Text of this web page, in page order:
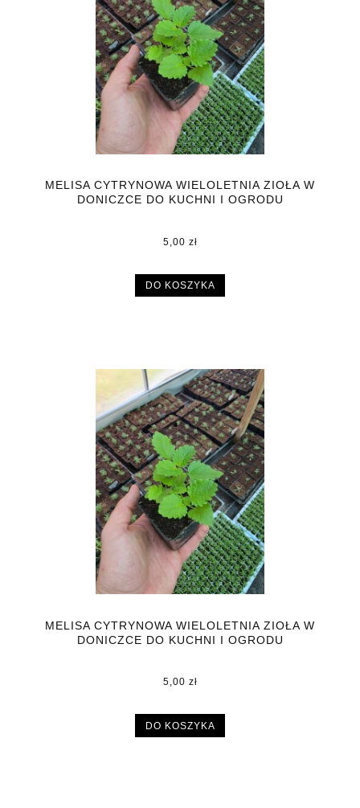
MELISA CYTRYNOWA WIELOLETNIA ZIOŁA W
DONICZCE DO KUCHNI I OGRODU
5,00 zł
DO KOSZYKA
MELISA CYTRYNOWA WIELOLETNIA ZIOŁA W
DONICZCE DO KUCHNI I OGRODU
5,00 zł
DO KOSZYKA